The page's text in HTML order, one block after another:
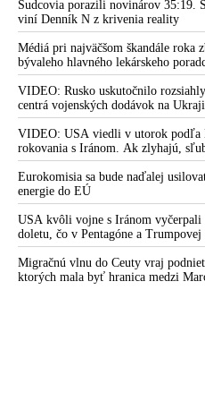
Sudcovia porazili novinárov 35:19.
viní Denník N z krivenia reality
Médiá pri najväčšom škandále roka
bývaleho hlavného lekárskeho
Fauciho pred výborom amerického
VIDEO: Rusko uskutočnilo
centrá vojenských dodávok na
nedokázala počas ničivého
zachytiť ani jednu ruskú raketu
VIDEO: USA viedli v utorok podľa
rokovania s Iránom. Ak zlyhajú,
Teheránu
Eurokomisia sa bude naďalej
energie do EÚ
USA kvôli vojne s Iránom vyčerpali
doletu, čo v Pentagóne a
obavy o bojaschopnosť americkej
konfliktu s Čínou alebo Ruskom
Migračnú vlnu do Ceuty vraj
ktorých mala byť hranica medzi